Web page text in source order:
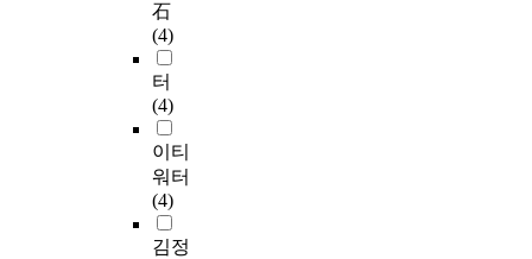
石
(4)
터
(4)
이티
워터
(4)
김정